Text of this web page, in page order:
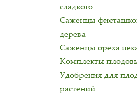
сладкого
Саженцы
дерева
Саженцы ореха
Комплекты
Удобрения для
растений